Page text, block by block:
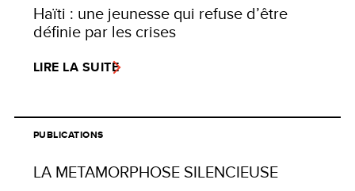
Haïti : une jeunesse qui refuse d’être
définie par les crises
LIRE LA SUITE
PUBLICATIONS
LA METAMORPHOSE SILENCIEUSE